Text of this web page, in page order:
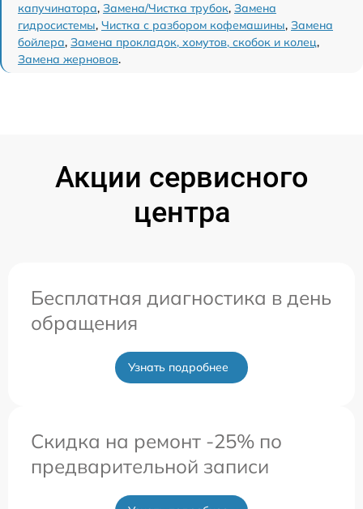
капучинатора, Замена/Чистка трубок, Замена
гидросистемы, Чистка с разбором кофемашины, Замена
бойлера, Замена прокладок, хомутов, скобок и колец,
Замена жерновов.
Акции сервисного
центра
Бесплатная диагностика в день
обращения
Узнать подробнее
Скидка на ремонт -25% по
предварительной записи